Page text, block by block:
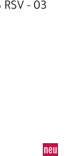
RSV - 03